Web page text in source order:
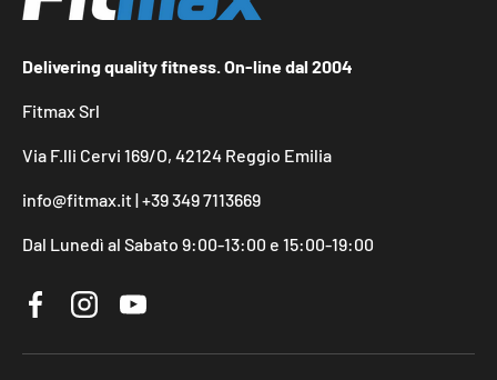
Delivering quality fitness. On-line dal 2004
Fitmax Srl
Via F.lli Cervi 169/O, 42124 Reggio Emilia
info@fitmax.it | +39 349 7113669
Dal Lunedì al Sabato 9:00-13:00 e 15:00-19:00
FacebookInstagramYouTube